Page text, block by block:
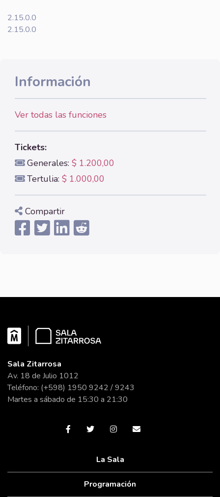
2.15.0.0
2.15.0.0
Información
Ver todas las funciones
Tickets:
Generales: $ 1.200,00
Tertulia: $ 1.000,00
Compartir
Sala Zitarrosa
Av. 18 de Julio 1012
Teléfono: (+598) 1950 9242 / 9243
Martes a sábado de 15:30 a 21:30
La Sala
Programación